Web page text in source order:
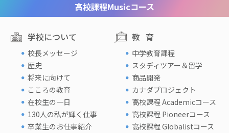
高校課程Musicコース
学校について
校長メッセージ
歴史
将来に向けて
こころの教育
在校生の一日
130人の私が輝く仕事
卒業生のお仕事紹介
教育
中学教育課程
スタディツアー＆留学
商品開発
カナダプロジェクト
高校課程 Academicコース
高校課程 Pioneerコース
高校課程 Globalistコース